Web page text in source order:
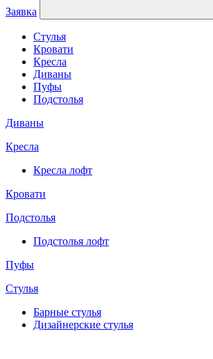
Заявка
Стулья
Кровати
Кресла
Диваны
Пуфы
Подстолья
Диваны
Кресла
Кресла лофт
Кровати
Подстолья
Подстолья лофт
Пуфы
Стулья
Барные cтулья
Дизайнерские cтулья